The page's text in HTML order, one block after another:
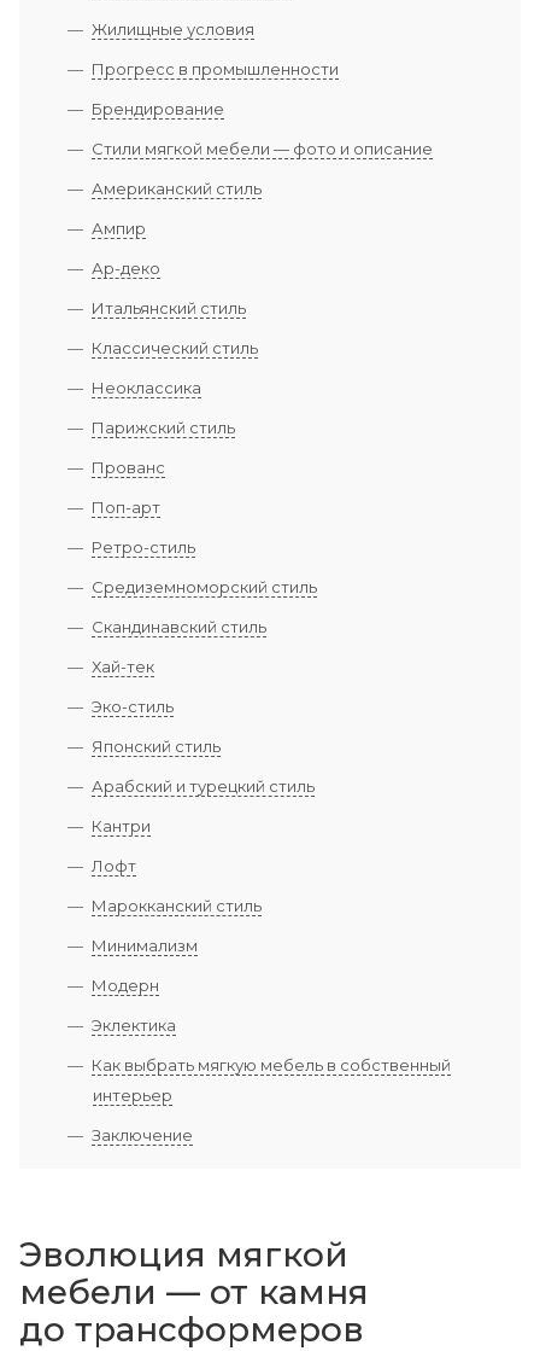
Жилищные условия
Прогресс в промышленности
Брендирование
Стили мягкой мебели — фото и описание
Американский стиль
Ампир
Ар-деко
Итальянский стиль
Классический стиль
Неоклассика
Парижский стиль
Прованс
Поп-арт
Ретро-стиль
Средиземноморский стиль
Скандинавский стиль
Хай-тек
Эко-стиль
Японский стиль
Арабский и турецкий стиль
Кантри
Лофт
Марокканский стиль
Минимализм
Модерн
Эклектика
Как выбрать мягкую мебель в собственный
интерьер
Заключение
Эволюция мягкой
мебели — от камня
до трансформеров